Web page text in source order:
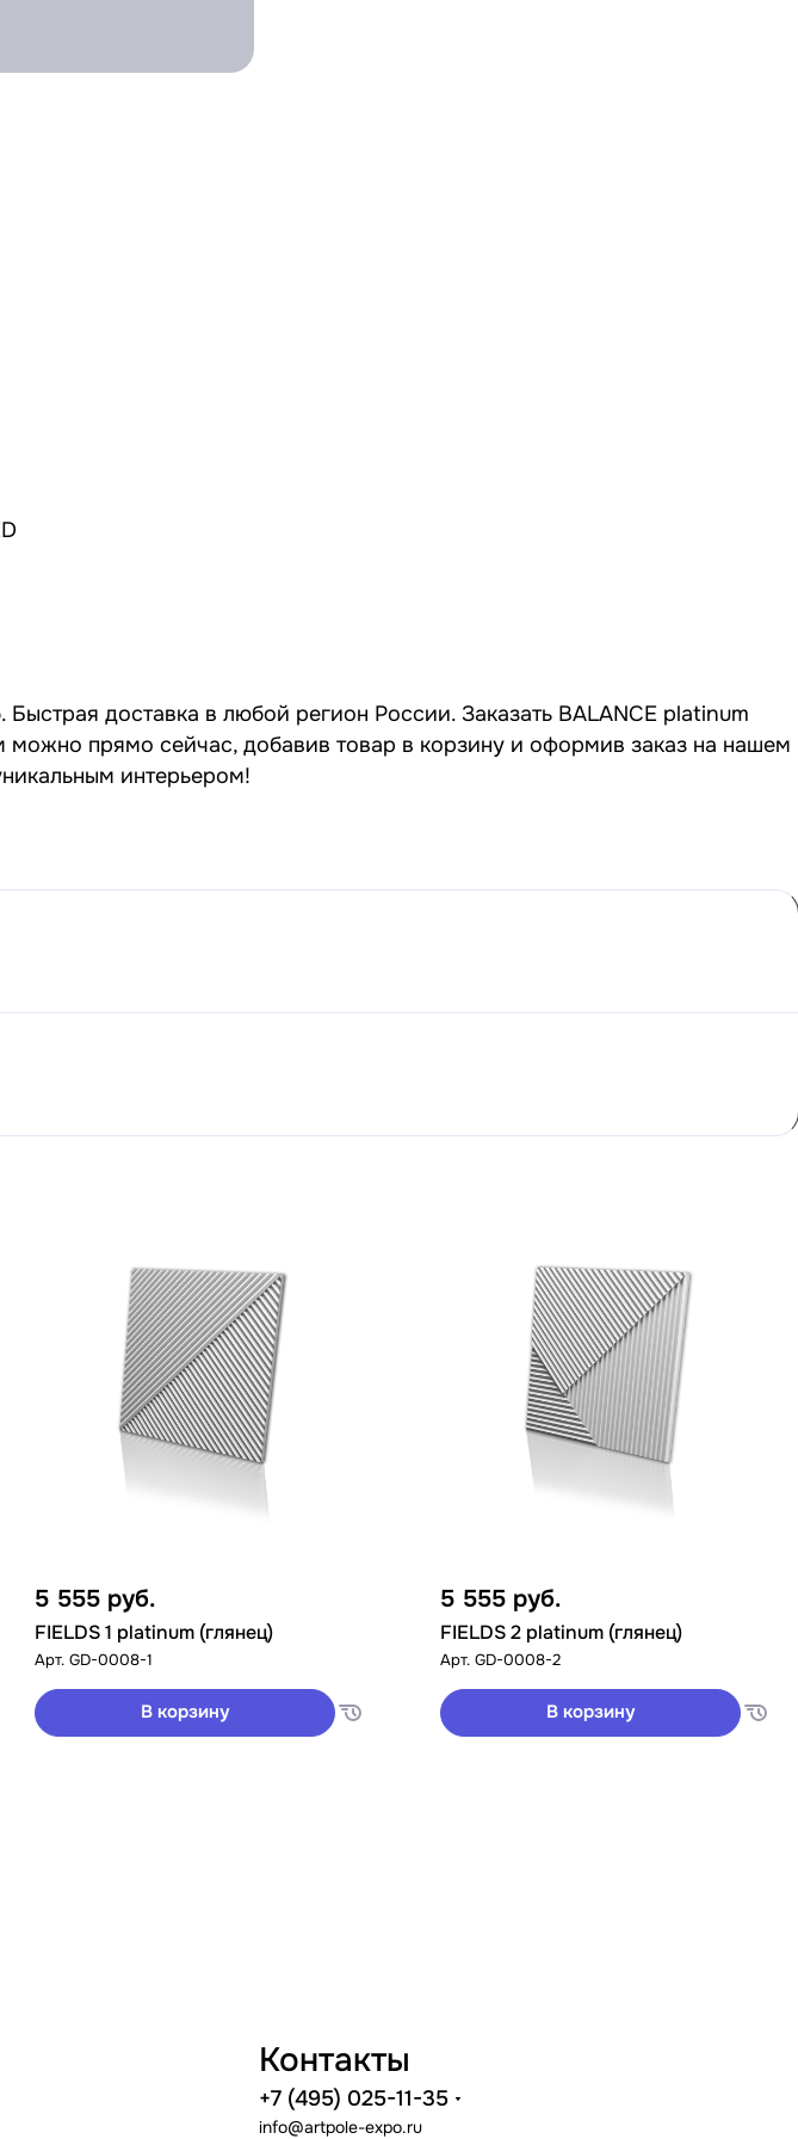
доставка в любой регион России. Заказать BALANCE platinum
можно прямо сейчас, добавив товар в корзину и оформив заказ на нашем
интерьером!
5 555 руб.
FIELDS 1 platinum (глянец)
Арт. GD-0008-1
В корзину
5 555 руб.
FIELDS 2 platinum (глянец)
Арт. GD-0008-2
В корзину
Контакты
+7 (495) 025-11-35
info@artpole-expo.ru